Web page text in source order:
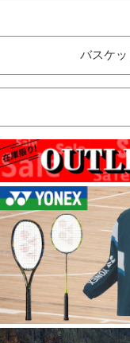
バスケ